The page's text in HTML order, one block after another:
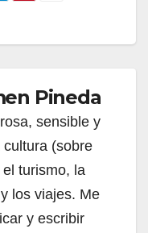
Pineda
sensible y
(sobre
turismo, la
los viajes. Me
y escribir